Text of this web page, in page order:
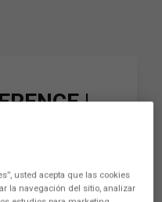
|
going
The
usted acepta que las cookies
la navegación del sitio, analizar